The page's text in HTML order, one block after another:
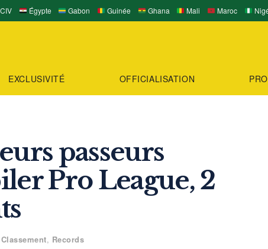
CIV Égypte Gabon Guinée Ghana Mali Maroc
EXCLUSIVITÉ OFFICIALISATION
passeurs
Pro League, 2
Classement, Records